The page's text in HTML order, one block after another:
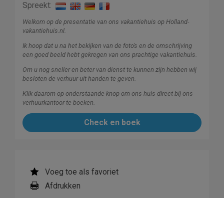
Spreekt:
Welkom op de presentatie van ons vakantiehuis op Holland-
vakantiehuis.nl.
Ik hoop dat u na het bekijken van de foto's en de omschrijving
een goed beeld hebt gekregen van ons prachtige vakantiehuis.
Om u nog sneller en beter van dienst te kunnen zijn hebben wij
besloten de verhuur uit handen te geven.
Klik daarom op onderstaande knop om ons huis direct bij ons
verhuurkantoor te boeken.
Check en boek
Voeg toe als favoriet
Afdrukken